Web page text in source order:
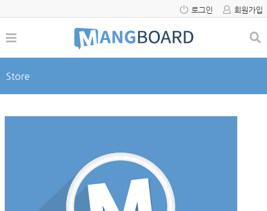
로그인 회원가입
Store